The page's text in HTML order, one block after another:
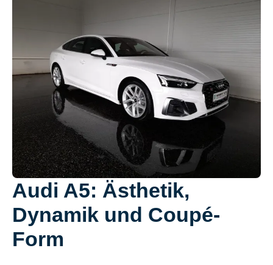
Audi A5: Ästhetik,
Dynamik und Coupé-
Form